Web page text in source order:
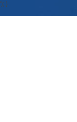
'); }